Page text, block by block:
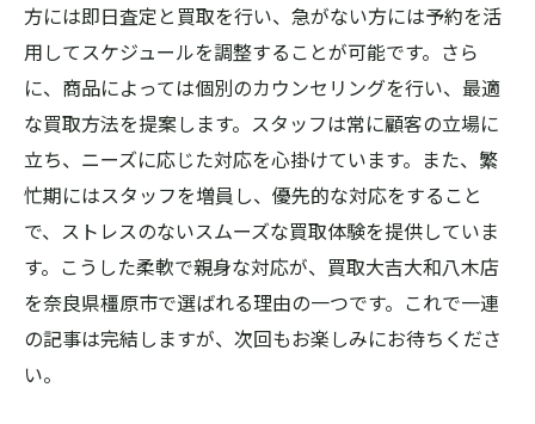
方には即日査定と買取を行い、急がない方には予約を活
用してスケジュールを調整することが可能です。さら
に、商品によっては個別のカウンセリングを行い、最適
な買取方法を提案します。スタッフは常に顧客の立場に
立ち、ニーズに応じた対応を心掛けています。また、繁
忙期にはスタッフを増員し、優先的な対応をすること
で、ストレスのないスムーズな買取体験を提供していま
す。こうした柔軟で親身な対応が、買取大吉大和八木店
を奈良県橿原市で選ばれる理由の一つです。これで一連
の記事は完結しますが、次回もお楽しみにお待ちくださ
い。